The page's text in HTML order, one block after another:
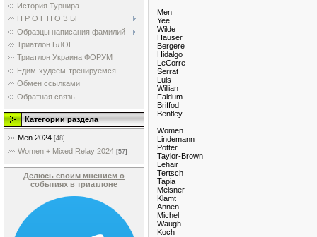
История Турнира
П Р О Г Н О З Ы
Образцы написания фамилий
Триатлон БЛОГ
Триатлон Украина ФОРУМ
Едим-худеем-тренируемся
Обмен ссылками
Обратная связь
Категории раздела
Men 2024 [48]
Women + Mixed Relay 2024 [57]
Делюсь своим мнением о
событиях в триатлоне
Men
Yee
Wilde
Hauser
Bergere
Hidalgo
LeCorre
Serrat
Luis
Willian
Faldum
Briffod
Bentley
Women
Lindemann
Potter
Taylor-Brown
Lehair
Tertsch
Tapia
Meisner
Klamt
Annen
Michel
Waugh
Koch